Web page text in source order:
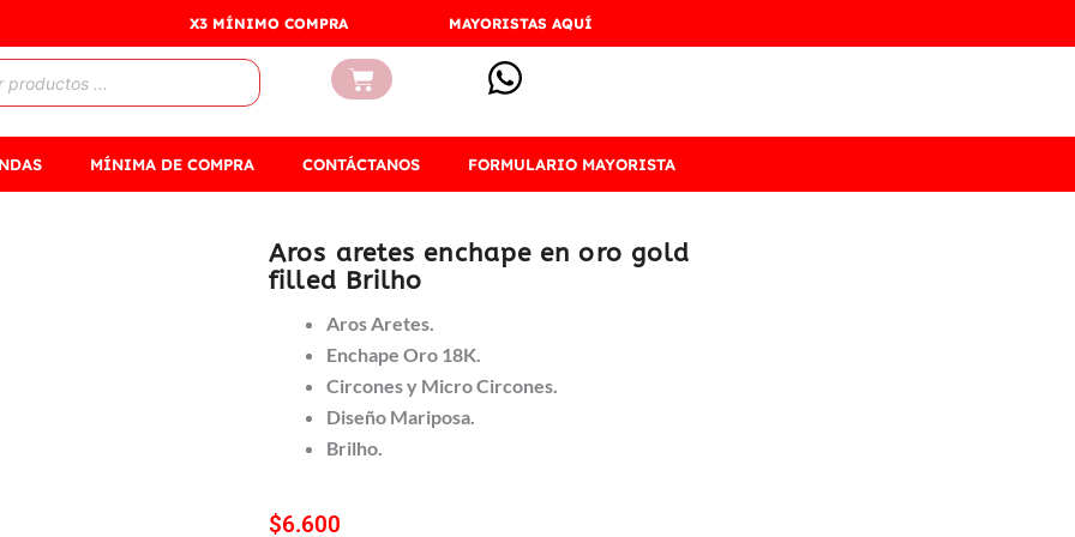
X3 MÍNIMO COMPRA MAYORISTAS AQUÍ
Carrito
MÍNIMA DE COMPRA CONTÁCTANOS FORMULARIO MAYORISTA
Aros aretes enchape en oro gold
filled Brilho
Aros Aretes.
Enchape Oro 18K.
Circones y Micro Circones.
Diseño Mariposa.
Brilho.
$6.600